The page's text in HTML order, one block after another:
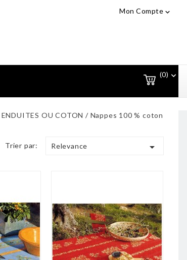
Mon Compte 
(0) 
ENDUITES OU COTON Nappes 100 % coton
Trier par: Relevance 